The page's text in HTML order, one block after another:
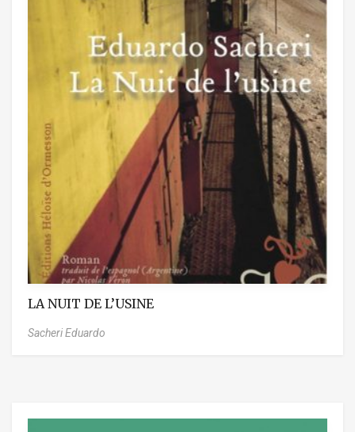
LA NUIT DE L’USINE
Sacheri Eduardo